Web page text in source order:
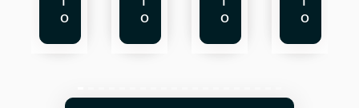
O
O
O
O